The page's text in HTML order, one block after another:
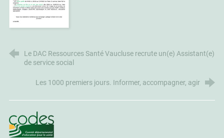
Le DAC Ressources Santé Vaucluse recrute un(e) Assistant(e)
de service social
Les 1000 premiers jours. Informer, accompagner, agir
CoDES 84